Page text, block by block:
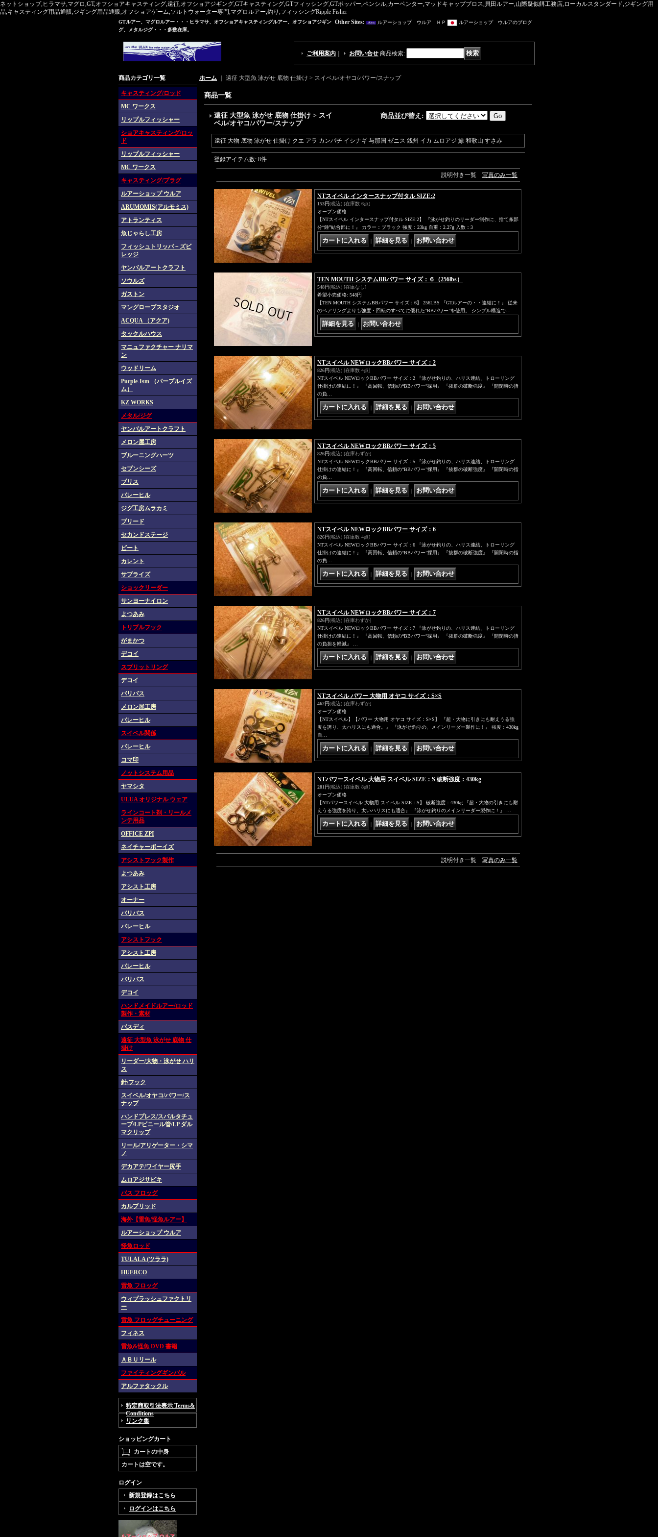
ネットショップ,ヒラマサ,マグロ,GT,オフショアキャスティング,遠征,オフショアジギング,GTキャスティング,GTフィッシング,GTポッパー,ペンシル,カーペンター,マッドキャップブロス,貝田ルアー,山際疑似餌工務店,ローカルスタンダード,ジギング用
品,キャスティング用品通販,ジギング用品通販,オフショアゲーム,ソルトウォーター専門,マグロルアー,釣り,フィッシングRipple Fisher
Other Sites:
ルアーショップ ウルア ＨＰ ルアーショップ ウルアのブログ
GTルアー、マグロルアー・・・ヒラマサ、オフショアキャスティングルアー、オフショアジギン
グ、メタルジグ・・・多数在庫。
ご利用案内 お問い合せ 商品検索:
商品カテゴリ一覧
キャスティング/ロッド
MC ワークス
リップルフィッシャー
ショアキャスティング/ロッ
ド
リップルフィッシャー
MC ワークス
キャスティング/プラグ
ルアーショップ ウルア
ARUMOMIS(アルモミス)
アトランティス
魚じゃらし工房
フィッシュトリッパ－ズビ
レッジ
ヤンバルアートクラフト
ソウルズ
ガストン
マングローブスタジオ
ACQUA （アクア)
タックルハウス
マニュファクチャー ナリマ
ン
ウッドリーム
Purple-Ism （パープルイズ
ム）
KZ WORKS
メタル/ジグ
ヤンバルアートクラフト
メロン屋工房
ブルーニングハーツ
セブンシーズ
ブリス
バレーヒル
ジグ工房ムラカミ
ブリード
セカンドステージ
ビート
カレント
サプライズ
ショックリーダー
サンヨーナイロン
よつあみ
トリプルフック
がまかつ
デコイ
スプリットリング
デコイ
バリバス
メロン屋工房
バレーヒル
スイベル関係
バレーヒル
コマ印
ノットシステム用品
ヤマシタ
ULUA オリジナル ウェア
ラインコート剤・リールメ
ンテ用品
OFFICE ZPI
ネイチャーボーイズ
アシストフック製作
よつあみ
アシスト工房
オーナー
バリバス
バレーヒル
アシストフック
アシスト工房
バレーヒル
バリバス
デコイ
ハンドメイドルアー/ロッド
製作・素材
バスディ
遠征 大型魚 泳がせ 底物 仕
掛け
リーダー/大物・泳がせ ハリ
ス
針/フック
スイベル/オヤコ/パワー/ス
ナップ
ハンドプレス/スパルタチュ
ーブ/LPビニール管/LP ダル
マクリップ
リール/アリゲーター・シマ
ノ
デカアテ/ワイヤー尻手
ムロアジサビキ
バス フロッグ
カルプリッド
海外【雷魚/怪魚ルアー】
ルアーショップ ウルア
怪魚ロッド
TULALA (ツララ)
HUERCO
雷魚 フロッグ
ウィプラッシュファクトリ
ー
雷魚 フロッグチューニング
フィネス
雷魚&怪魚 DVD 書籍
ＡＢＵリール
ファイティングギンバル
アルファタックル
特定商取引法表示 Terms&
Conditions
リンク集
ショッピングカート
カートの中身
カートは空です。
ログイン
新規登録はこちら
ログインはこちら
ホーム 遠征 大型魚 泳がせ 底物 仕掛け > スイベル/オヤコ/パワー/スナップ
商品一覧
遠征 大型魚 泳がせ 底物 仕掛け > スイ
ベル/オヤコ/パワー/スナップ
商品並び替え :
遠征 大物 底物 泳がせ 仕掛け クエ アラ カンパチ イシナギ 与那国 ゼニス 銭州 イカ ムロアジ 鯵 和歌山 すさみ
登録アイテム数: 8件
説明付き一覧 写真のみ一覧
NTスイベル インタースナップ付タル SIZE:2
153円(税込) [在庫数 6点]
オープン価格
【NTスイベル インタースナップ付タル SIZE:2】 『泳がせ釣りのリーダー制作に、捨て糸部
分“錘”結合部に！』 カラー：ブラック 強度：23kg 自重：2.27g 入数：3
｜ ｜
TEN MOUTH システムBBパワー サイズ：６（256lbs）
548円(税込) [在庫なし]
希望小売価格: 548円
【TEN MOUTH システムBBパワー サイズ：6】 256LBS 『GTルアーの・・連結に！』 従来
のベアリングよりも強度・回転のすべてに優れた“BBパワー”を使用。 シンプル構造で…
｜
NTスイベル NEWロックBBパワー サイズ：2
826円(税込) [在庫数 4点]
NTスイベル NEWロックBBパワー サイズ：2 『泳がせ釣りの、ハリス連結、トローリング
仕掛けの連結に！』 『高回転、信頼の“BBパワー”採用』 『抜群の破断強度』 『開閉時の指
の負…
｜ ｜
NTスイベル NEWロックBBパワー サイズ：5
826円(税込) [在庫わずか]
NTスイベル NEWロックBBパワー サイズ：5 『泳がせ釣りの、ハリス連結、トローリング
仕掛けの連結に！』 『高回転、信頼の“BBパワー”採用』 『抜群の破断強度』 『開閉時の指
の負…
｜ ｜
NTスイベル NEWロックBBパワー サイズ：6
826円(税込) [在庫数 4点]
NTスイベル NEWロックBBパワー サイズ：6 『泳がせ釣りの、ハリス連結、トローリング
仕掛けの連結に！』 『高回転、信頼の“BBパワー”採用』 『抜群の破断強度』 『開閉時の指
の負…
｜ ｜
NTスイベル NEWロックBBパワー サイズ：7
826円(税込) [在庫わずか]
NTスイベル NEWロックBBパワー サイズ：7 『泳がせ釣りの、ハリス連結、トローリング
仕掛けの連結に！』 『高回転、信頼の“BBパワー”採用』 『抜群の破断強度』 『開閉時の指
の負担を軽減』 …
｜ ｜
NTスイベル パワー 大物用 オヤコ サイズ：S×S
462円(税込) [在庫わずか]
オープン価格
【NTスイベル】【パワー 大物用 オヤコ サイズ：S×S】 『超・大物に引きにも耐えうる強
度を誇り、太ハリスにも適合。』 『泳がせ釣りの、メインリーダー製作に！』 強度：430kg
自…
｜ ｜
NTパワースイベル 大物用 スイベル SIZE：S 破断強度：430kg
281円(税込) [在庫数 8点]
オープン価格
【NTパワースイベル 大物用 スイベル SIZE：S】 破断強度：430kg 『超・大物の引きにも耐
えうる強度を誇り、太いハリスにも適合』 『泳がせ釣りのメインリーダー製作に！』 …
｜ ｜
説明付き一覧 写真のみ一覧